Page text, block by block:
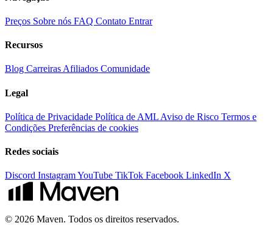
Preços Sobre nós FAQ Contato Entrar
Recursos
Blog Carreiras Afiliados Comunidade
Legal
Política de Privacidade Política de AML Aviso de Risco Termos e
Condições Preferências de cookies
Redes sociais
Discord InstagramYouTube TikTok Facebook LinkedIn X
© 2026 Maven. Todos os direitos reservados.